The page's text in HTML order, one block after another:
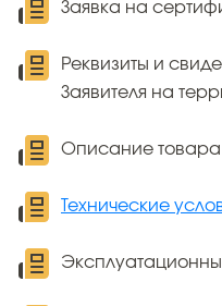
Заявка на
Реквизиты и
Заявителя на
Описание товара
Технические